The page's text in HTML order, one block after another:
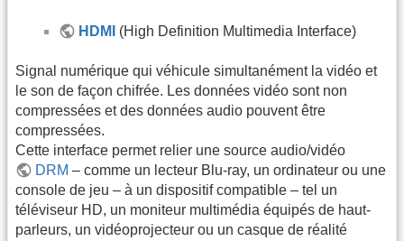
HDMI (High Definition Multimedia Interface)
Signal numérique qui véhicule simultanément la vidéo et
le son de façon chifrée. Les données vidéo sont non
compressées et des données audio pouvent être
compressées.
Cette interface permet relier une source audio/vidéo
DRM – comme un lecteur Blu-ray, un ordinateur ou une
console de jeu – à un dispositif compatible – tel un
téléviseur HD, un moniteur multimédia équipés de haut-
parleurs, un vidéoprojecteur ou un casque de réalité